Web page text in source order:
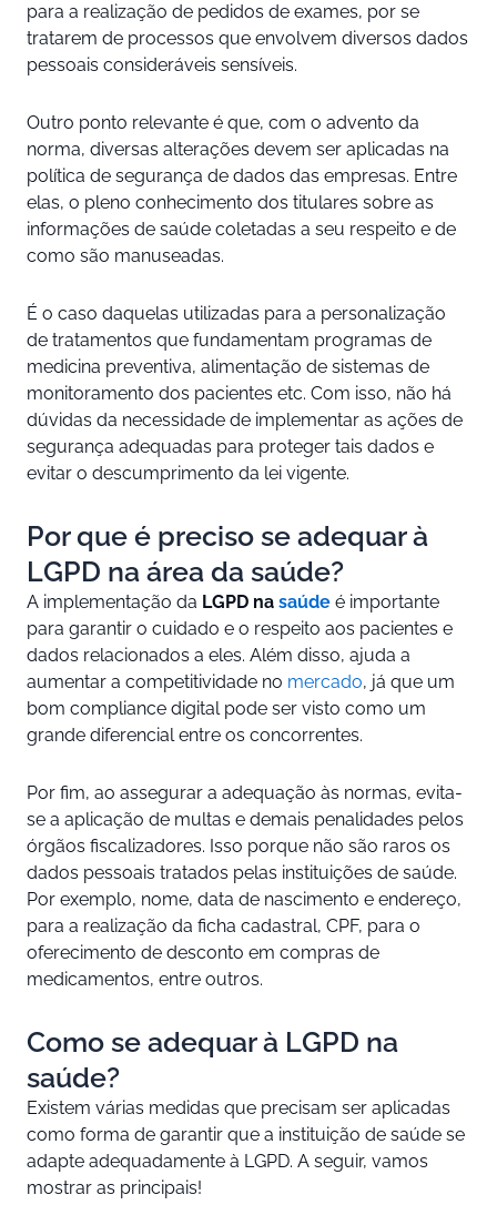
para a realização de pedidos de exames, por se
tratarem de processos que envolvem diversos dados
pessoais consideráveis sensíveis.
Outro ponto relevante é que, com o advento da
norma, diversas alterações devem ser aplicadas na
política de segurança de dados das empresas. Entre
elas, o pleno conhecimento dos titulares sobre as
informações de saúde coletadas a seu respeito e de
como são manuseadas.
É o caso daquelas utilizadas para a personalização
de tratamentos que fundamentam programas de
medicina preventiva, alimentação de sistemas de
monitoramento dos pacientes etc. Com isso, não há
dúvidas da necessidade de implementar as ações de
segurança adequadas para proteger tais dados e
evitar o descumprimento da lei vigente.
Por que é preciso se adequar à
LGPD na área da saúde?
A implementação da LGPD na saúde é importante
para garantir o cuidado e o respeito aos pacientes e
dados relacionados a eles. Além disso, ajuda a
aumentar a competitividade no mercado, já que um
bom compliance digital pode ser visto como um
grande diferencial entre os concorrentes.
Por fim, ao assegurar a adequação às normas, evita-
se a aplicação de multas e demais penalidades pelos
órgãos fiscalizadores. Isso porque não são raros os
dados pessoais tratados pelas instituições de saúde.
Por exemplo, nome, data de nascimento e endereço,
para a realização da ficha cadastral, CPF, para o
oferecimento de desconto em compras de
medicamentos, entre outros.
Como se adequar à LGPD na
saúde?
Existem várias medidas que precisam ser aplicadas
como forma de garantir que a instituição de saúde se
adapte adequadamente à LGPD. A seguir, vamos
mostrar as principais!